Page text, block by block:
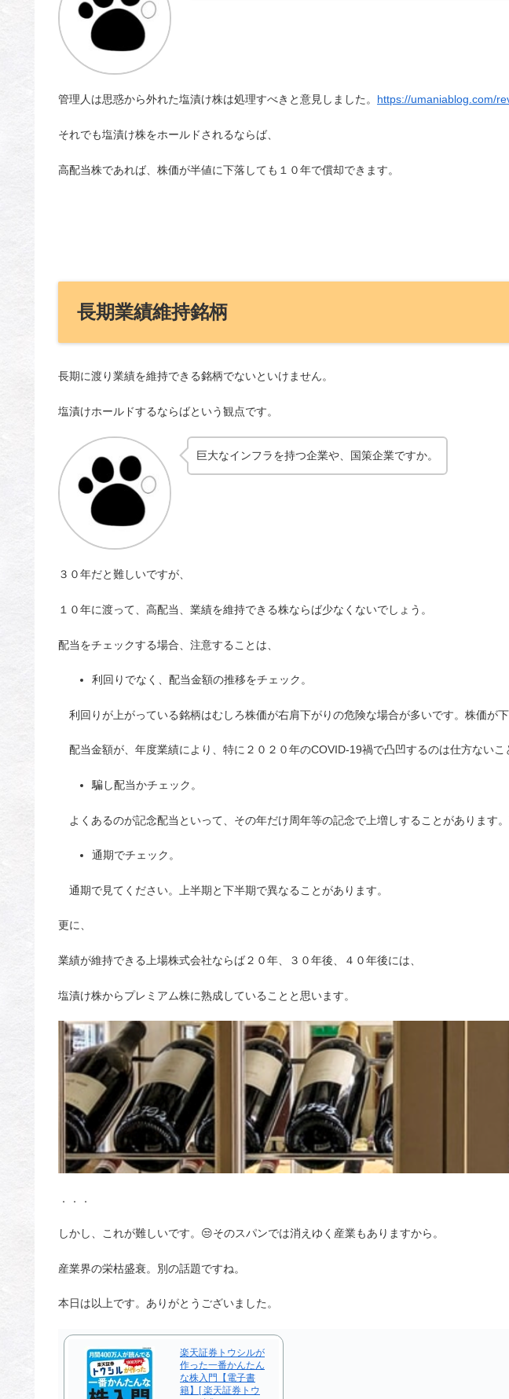
管理人は思惑から外れた塩漬け株は処理すべきと意見しました。 https://umaniablog.com/
それでも塩漬け株をホールドされるならば、
高配当株であれば、株価が半値に下落しても１０年で償却できます。
長期業績維持銘柄
長期に渡り業績を維持できる銘柄でないといけません。
塩漬けホールドするならばという観点です。
巨大なインフラを持つ企業や、国策企業ですか。
３０年だと難しいですが、
１０年に渡って、高配当、業績を維持できる株ならば少なくないでしょう。
配当をチェックする場合、注意することは、
利回りでなく、配当金額の推移をチェック。
利回りが上がっている銘柄はむしろ株価が右肩下がりの危険な場合が多いです。株価が下
配当金額が、年度業績により、特に２０２０年のCOVID-19禍で凸凹するのは仕方ないこ
騙し配当かチェック。
よくあるのが記念配当といって、その年だけ周年等の記念で上増しすることがあります
通期でチェック。
通期で見てください。上半期と下半期で異なることがあります。
更に、
業績が維持できる上場株式会社ならば２０年、３０年後、４０年後には、
塩漬け株からプレミアム株に熟成していることと思います。
．．．
しかし、これが難しいです。😒そのスパンでは消えゆく産業もありますから。
産業界の栄枯盛衰。別の話題ですね。
本日は以上です。ありがとうございました。
楽天証券トウシルが
作った一番かんたん
な株入門【電子書
籍】[ 楽天証券トウ